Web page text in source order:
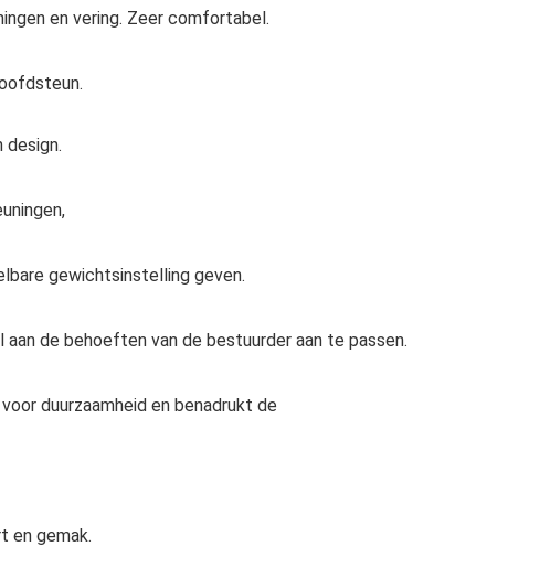
en vering. Zeer comfortabel.
gewichtsinstelling geven.
de behoeften van de bestuurder aan te passen.
duurzaamheid en benadrukt de
en gemak.